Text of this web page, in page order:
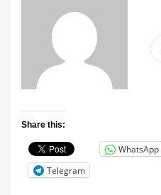
Share this:
WhatsApp
Telegram